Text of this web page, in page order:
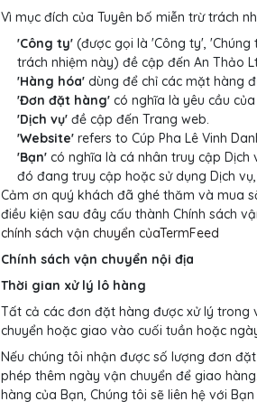
Vì mục đích của Tuyên bố miễn trừ trách
'Công ty' (được gọi là 'Công ty',
trách nhiệm này) đề cập đến An Thảo
'Hàng hóa' dùng để chỉ các mặt hàng
'Đơn đặt hàng' có nghĩa là yêu cầu
'Dịch vụ' đề cập đến Trang web.
'Website' refers to Cúp Pha Lê Vinh
'Bạn' có nghĩa là cá nhân truy cập
đó đang truy cập hoặc sử dụng Dịch
Cảm ơn quý khách đã ghé thăm và mua
điều kiện sau đây cấu thành Chính sách
chính sách vận chuyển củaTermFeed
Chính sách vận chuyển nội địa
Thời gian xử lý lô hàng
Tất cả các đơn đặt hàng được xử lý
chuyển hoặc giao vào cuối tuần hoặc
Nếu chúng tôi nhận được số lượng đơn
phép thêm ngày vận chuyển để giao
hàng của Bạn, Chúng tôi sẽ liên hệ với